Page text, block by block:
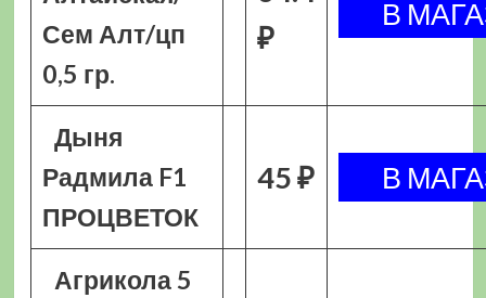
Сем Алт/цп
0,5 гр.
₽
Дыня
Радмила F1
ПРОЦВЕТОК
45 ₽
Агрикола 5